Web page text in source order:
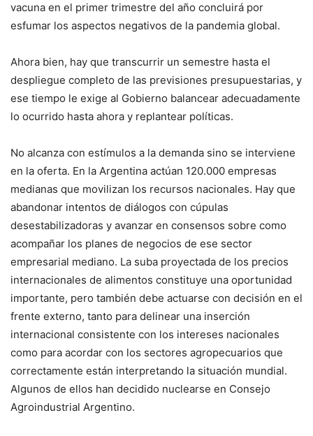
vacuna en el primer trimestre del año concluirá por
esfumar los aspectos negativos de la pandemia global.
Ahora bien, hay que transcurrir un semestre hasta el
despliegue completo de las previsiones presupuestarias, y
ese tiempo le exige al Gobierno balancear adecuadamente
lo ocurrido hasta ahora y replantear políticas.
No alcanza con estímulos a la demanda sino se interviene
en la oferta. En la Argentina actúan 120.000 empresas
medianas que movilizan los recursos nacionales. Hay que
abandonar intentos de diálogos con cúpulas
desestabilizadoras y avanzar en consensos sobre como
acompañar los planes de negocios de ese sector
empresarial mediano. La suba proyectada de los precios
internacionales de alimentos constituye una oportunidad
importante, pero también debe actuarse con decisión en el
frente externo, tanto para delinear una inserción
internacional consistente con los intereses nacionales
como para acordar con los sectores agropecuarios que
correctamente están interpretando la situación mundial.
Algunos de ellos han decidido nuclearse en Consejo
Agroindustrial Argentino.